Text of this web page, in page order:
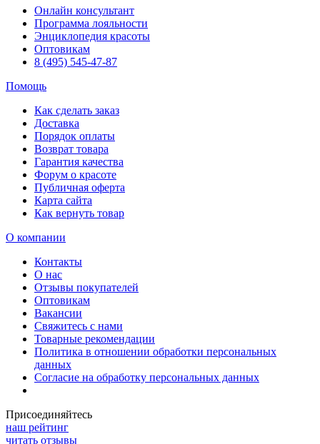
Онлайн консультант
Программа лояльности
Энциклопедия красоты
Оптовикам
8 (495) 545-47-87
Помощь
Как сделать заказ
Доставка
Порядок оплаты
Возврат товара
Гарантия качества
Форум о красоте
Публичная оферта
Карта сайта
Как вернуть товар
О компании
Контакты
О нас
Отзывы покупателей
Оптовикам
Вакансии
Свяжитесь с нами
Товарные рекомендации
Политика в отношении обработки персональных
данных
Согласие на обработку персональных данных
Присоединяйтесь
наш рейтинг
читать отзывы